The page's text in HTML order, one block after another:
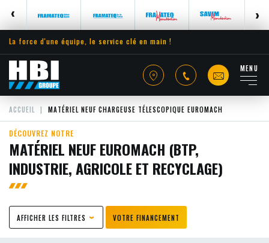
La force d'une équipe, le service clé en main !
MENU
ACCUEIL MATÉRIEL NEUF CHARGEUSE TÉLESCOPIQUE EUROMACH
DÉCOUVREZ NOTRE
MATÉRIEL NEUF EUROMACH (BTP,
INDUSTRIE, AGRICOLE ET RECYCLAGE)
AFFICHER LES FILTRES VOTRE FINANCEMENT